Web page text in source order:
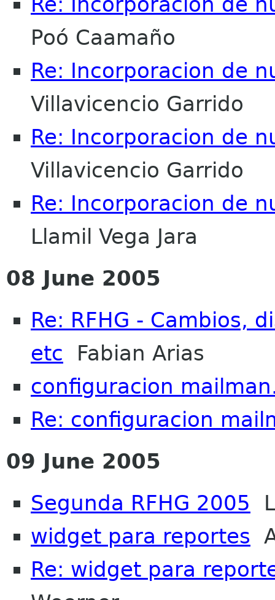
Poó Caamaño
Re: Incorporacion de
Villavicencio Garrido
Re: Incorporacion de
Villavicencio Garrido
Re: Incorporacion de
Llamil Vega Jara
08 June 2005
Re: RFHG - Cambios,
etc Fabian Arias
configuracion
Re: configuracion
09 June 2005
Segunda RFHG 2005
widget para reportes
Re: widget para